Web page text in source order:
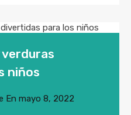
niños
En mayo 8, 2022